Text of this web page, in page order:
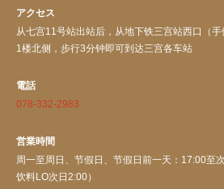
アクセス
从七宫11号站出站后，从地下铁三宫站西口（
1楼北侧，步行3分钟即可到达三宫各车站
電話
078-332-2983
営業時間
周一至周日、节假日、节假日前一天：17:00至
饮料LO次日2:00）